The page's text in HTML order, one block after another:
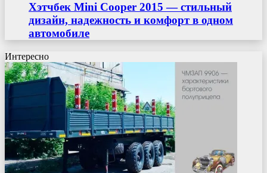
Хэтчбек Mini Cooper 2015 — стильный
дизайн, надежность и комфорт в одном
автомобиле
Интересно